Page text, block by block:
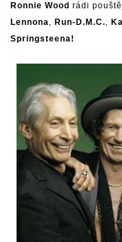
Ronnie Wood rádi
Lennona, Run-D.M.C.,
Springsteena!